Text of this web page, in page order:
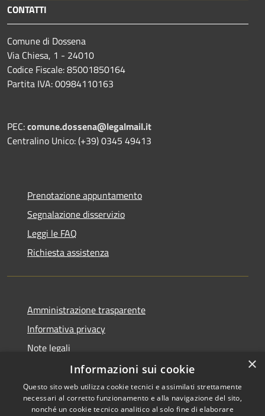
CONTATTI
Comune di Dossena
Via Chiesa, 1 - 24010
Codice Fiscale: 85001850164
Partita IVA: 00984110163
PEC:comune.dossena@legalmail.it
Centralino Unico: (+39) 0345 49413
Prenotazione appuntamento
Segnalazione disservizio
Leggi le FAQ
Richiesta assistenza
Amministrazione trasparente
Informativa privacy
Note legali
Dichiarazione di accessibilità
×
Informazioni sui cookie
Questo sito web utilizza cookie tecnici e assimilati strettamente
necessari al corretto funzionamento e alla navigazione del sito,
nonché un cookie tecnico analitico al solo fine di elaborare